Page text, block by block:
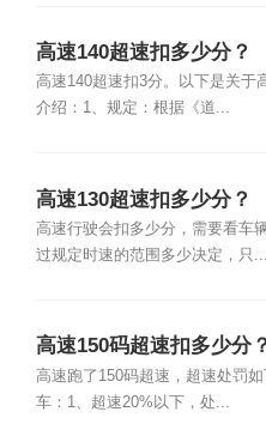
高速140超速扣多少分？
高速140超速扣3分。以下是关于
介绍：1、规定：根据《道...
高速130超速扣多少分？
高速行驶会扣多少分，需要看车
过规定时速的范围多少决定，只...
高速150码超速扣多少分？
高速跑了150码超速，超速处罚
车：1、超速20%以下，处...